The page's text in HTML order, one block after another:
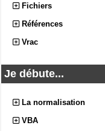
Fichiers
Références
Vrac
Je débute...
La normalisation
VBA